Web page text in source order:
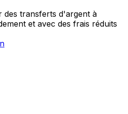
des transferts d'argent à
et avec des frais réduits